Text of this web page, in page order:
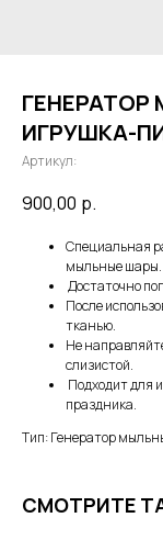
ИГРУШКА-
Артикул:
900,00 р.
Специальная
мыльные шары.
Достаточно
После
тканью.
Не
слизистой.
Подходит для
праздника.
Тип: Генератор
СМОТРИТЕ